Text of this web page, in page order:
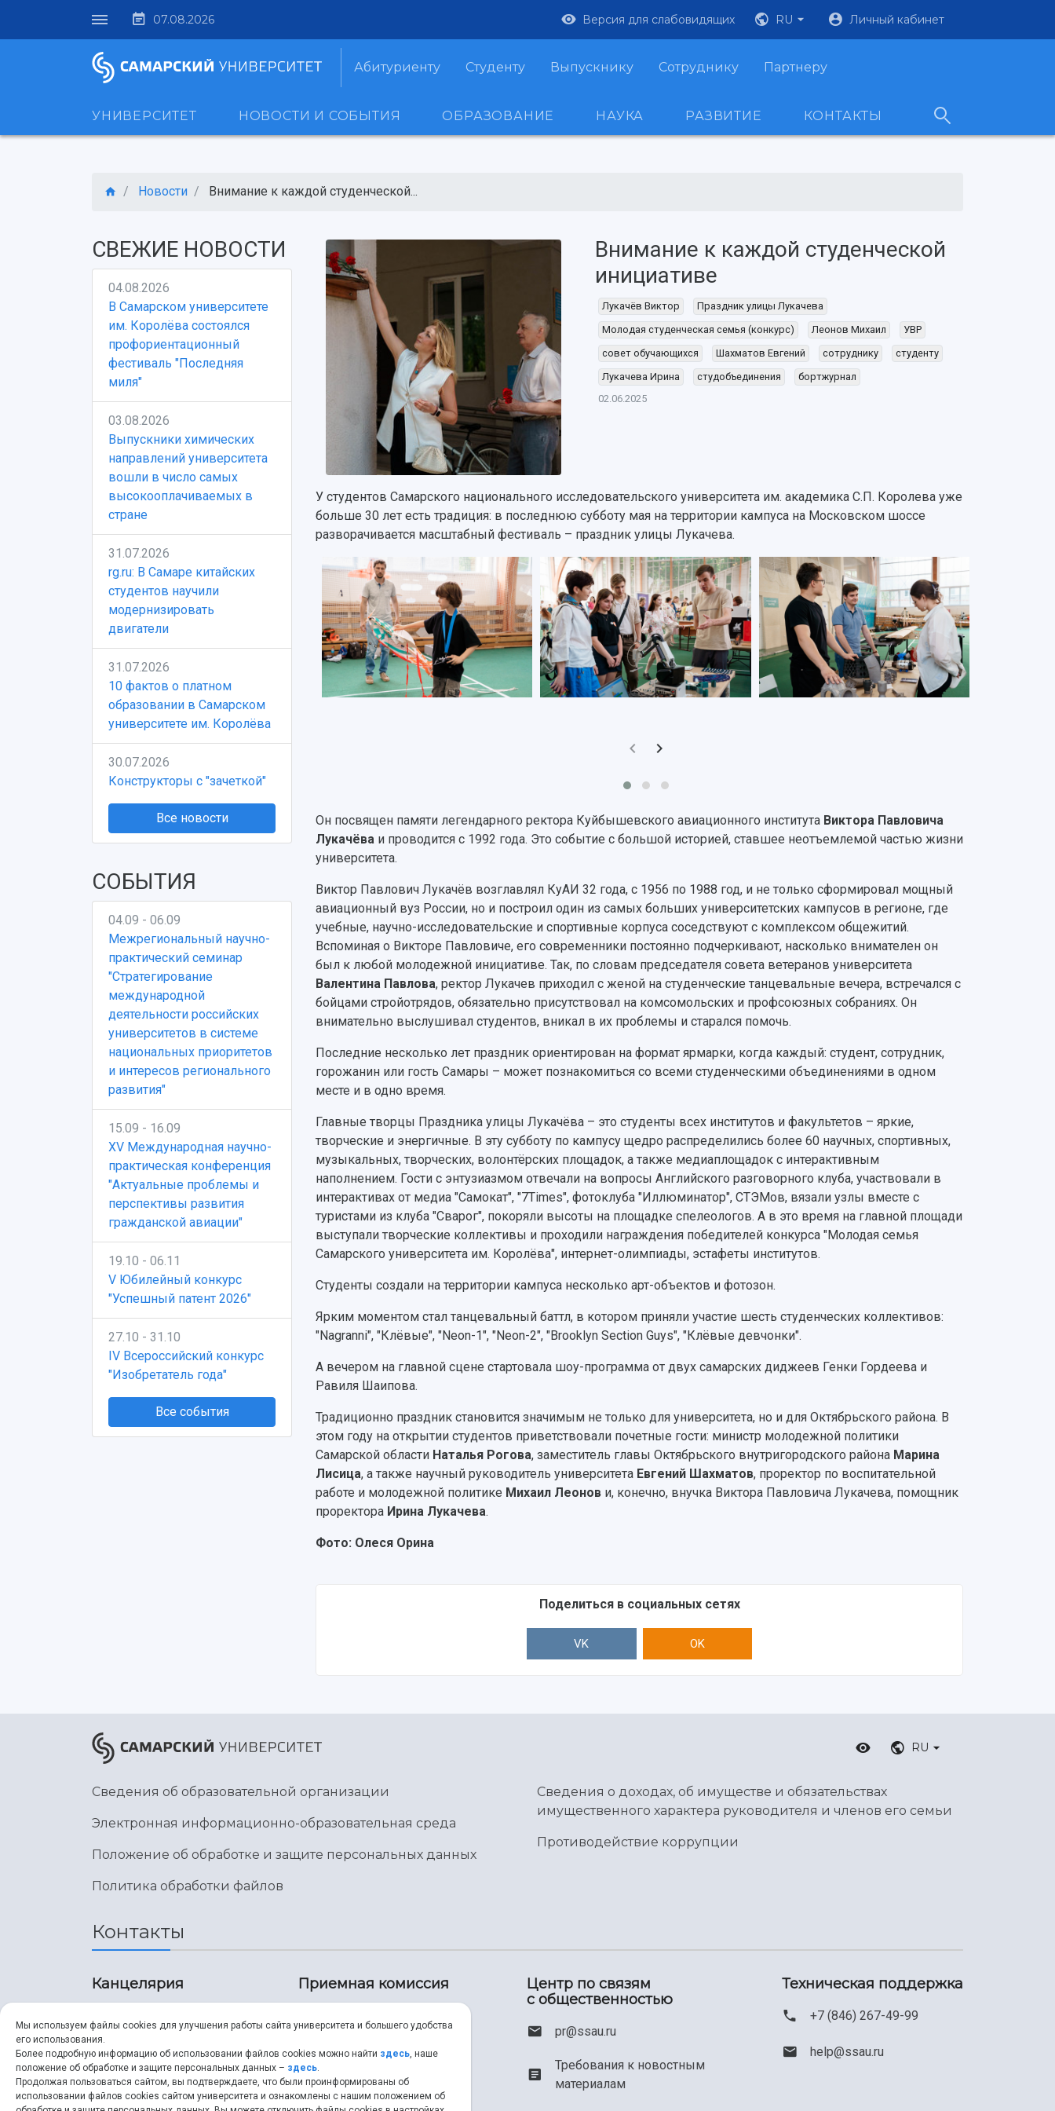
07.08.2026 Версия для слабовидящих RU Личный кабинет
Абитуриенту Студенту Выпускнику Сотруднику Партнеру
УНИВЕРСИТЕТ НОВОСТИ И СОБЫТИЯ ОБРАЗОВАНИЕ НАУКА РАЗВИТИЕ КОНТАКТЫ
Новости Внимание к каждой студенческой...
СВЕЖИЕ НОВОСТИ
04.08.2026
В Самарском университете
им. Королёва состоялся
профориентационный
фестиваль "Последняя
миля"
03.08.2026
Выпускники химических
направлений университета
вошли в число самых
высокооплачиваемых в
стране
31.07.2026
rg.ru: В Самаре китайских
студентов научили
модернизировать
двигатели
31.07.2026
10 фактов о платном
образовании в Самарском
университете им. Королёва
30.07.2026
Конструкторы с "зачеткой"
Все новости
СОБЫТИЯ
04.09 - 06.09
Межрегиональный научно-
практический семинар
"Стратегирование
международной
деятельности российских
университетов в системе
национальных приоритетов
и интересов регионального
развития"
15.09 - 16.09
XV Международная научно-
практическая конференция
"Актуальные проблемы и
перспективы развития
гражданской авиации"
19.10 - 06.11
V Юбилейный конкурс
"Успешный патент 2026"
27.10 - 31.10
IV Всероссийский конкурс
"Изобретатель года"
Все события
Внимание к каждой студенческой
инициативе
Лукачёв Виктор
Праздник улицы Лукачева
Молодая студенческая семья (конкурс)
Леонов Михаил
УВР
совет обучающихся
Шахматов Евгений сотруднику
студенту
Лукачева Ирина
студобъединения
бортжурнал
02.06.2025
У студентов Самарского национального исследовательского университета им. академика С.П. Королева уже
больше 30 лет есть традиция: в последнюю субботу мая на территории кампуса на Московском шоссе
разворачивается масштабный фестиваль – праздник улицы Лукачева.
Он посвящен памяти легендарного ректора Куйбышевского авиационного института Виктора Павловича
Лукачёва и проводится с 1992 года. Это событие с большой историей, ставшее неотъемлемой частью жизни
университета.
Виктор Павлович Лукачёв возглавлял КуАИ 32 года, с 1956 по 1988 год, и не только сформировал мощный
авиационный вуз России, но и построил один из самых больших университетских кампусов в регионе, где
учебные, научно-исследовательские и спортивные корпуса соседствуют с комплексом общежитий.
Вспоминая о Викторе Павловиче, его современники постоянно подчеркивают, насколько внимателен он
был к любой молодежной инициативе. Так, по словам председателя совета ветеранов университета
Валентина Павлова, ректор Лукачев приходил с женой на студенческие танцевальные вечера, встречался с
бойцами стройотрядов, обязательно присутствовал на комсомольских и профсоюзных собраниях. Он
внимательно выслушивал студентов, вникал в их проблемы и старался помочь.
Последние несколько лет праздник ориентирован на формат ярмарки, когда каждый: студент, сотрудник,
горожанин или гость Самары – может познакомиться со всеми студенческими объединениями в одном
месте и в одно время.
Главные творцы Праздника улицы Лукачёва – это студенты всех институтов и факультетов – яркие,
творческие и энергичные. В эту субботу по кампусу щедро распределились более 60 научных, спортивных,
музыкальных, творческих, волонтёрских площадок, а также медиаплощадок с интерактивным
наполнением. Гости с энтузиазмом отвечали на вопросы Английского разговорного клуба, участвовали в
интерактивах от медиа "Самокат", "7Times", фотоклуба "Иллюминатор", СТЭМов, вязали узлы вместе с
туристами из клуба "Сварог", покоряли высоты на площадке спелеологов. А в это время на главной площади
выступали творческие коллективы и проходили награждения победителей конкурса "Молодая семья
Самарского университета им. Королёва", интернет-олимпиады, эстафеты институтов.
Студенты создали на территории кампуса несколько арт-объектов и фотозон.
Ярким моментом стал танцевальный баттл, в котором приняли участие шесть студенческих коллективов:
"Nagranni", "Клёвые", "Neon-1", "Neon-2", "Brooklyn Section Guys", "Клёвые девчонки".
А вечером на главной сцене стартовала шоу-программа от двух самарских диджеев Генки Гордеева и
Равиля Шаипова.
Традиционно праздник становится значимым не только для университета, но и для Октябрьского района. В
этом году на открытии студентов приветствовали почетные гости: министр молодежной политики
Самарской области Наталья Рогова, заместитель главы Октябрьского внутригородского района Марина
Лисица, а также научный руководитель университета Евгений Шахматов, проректор по воспитательной
работе и молодежной политике Михаил Леонов и, конечно, внучка Виктора Павловича Лукачева, помощник
проректора Ирина Лукачева.
Фото: Олеся Орина
Поделиться в социальных сетях
VK OK
RU
Сведения об образовательной организации
Электронная информационно-образовательная среда
Положение об обработке и защите персональных данных
Политика обработки файлов
Сведения о доходах, об имуществе и обязательствах
имущественного характера руководителя и членов его семьи
Противодействие коррупции
Контакты
Канцелярия
8 (846) 267-43-70
ssau@ssau.ru
Приемная комиссия
8 (846) 267-48-67
priem@ssau.ru
Центр по связям
с общественностью
pr@ssau.ru
Требования к новостным
материалам
Техническая поддержка
+7 (846) 267-49-99
help@ssau.ru
Мы используем файлы cookies для улучшения работы сайта университета и большего удобства
его использования.
Более подробную информацию об использовании файлов cookies можно найти здесь, наше
положение об обработке и защите персональных данных – здесь.
Продолжая пользоваться сайтом, вы подтверждаете, что были проинформированы об
использовании файлов cookies сайтом университета и ознакомлены с нашим положением об